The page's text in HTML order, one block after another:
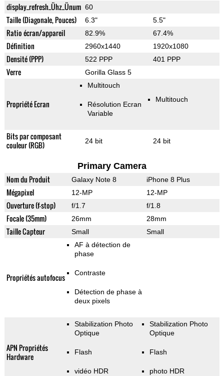
display_refresh_Ühz_Ünum 60
Taille (Diagonale, Pouces) 6.3" 5.5"
Ratio écran/appareil 82.9% 67.4%
Définition 2960x1440 1920x1080
Densité (PPP) 522 PPP 401 PPP
Verre Gorilla Glass 5
Propriété Ecran
Multitouch
Résolution Ecran
Variable
Multitouch
Bits par composant
couleur (RGB)
24 bit 24 bit
Primary Camera
Nom du Produit Galaxy Note 8 iPhone 8 Plus
Mégapixel 12-MP 12-MP
Ouverture (f-stop) f/1.7 f/1.8
Focale (35mm) 26mm 28mm
Taille Capteur Small Small
Propriétés autofocus
AF à détection de
phase
Contraste
Détection de phase à
deux pixels
APN Propriétés
Hardware
Stabilization Photo
Optique
Flash
vidéo HDR
Stabilization Photo
Optique
Flash
photo HDR